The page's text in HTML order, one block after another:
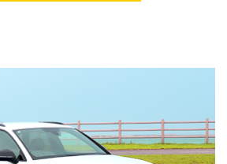
ドライビング体験を提供します。 さら
の移動手段では
、特別な人との時間、そして特別な自分